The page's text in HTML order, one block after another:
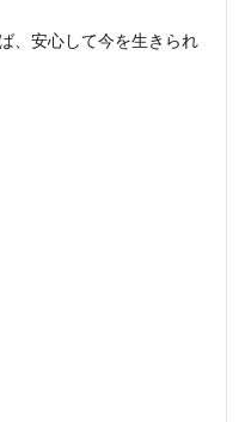
、安心して今を生きられ